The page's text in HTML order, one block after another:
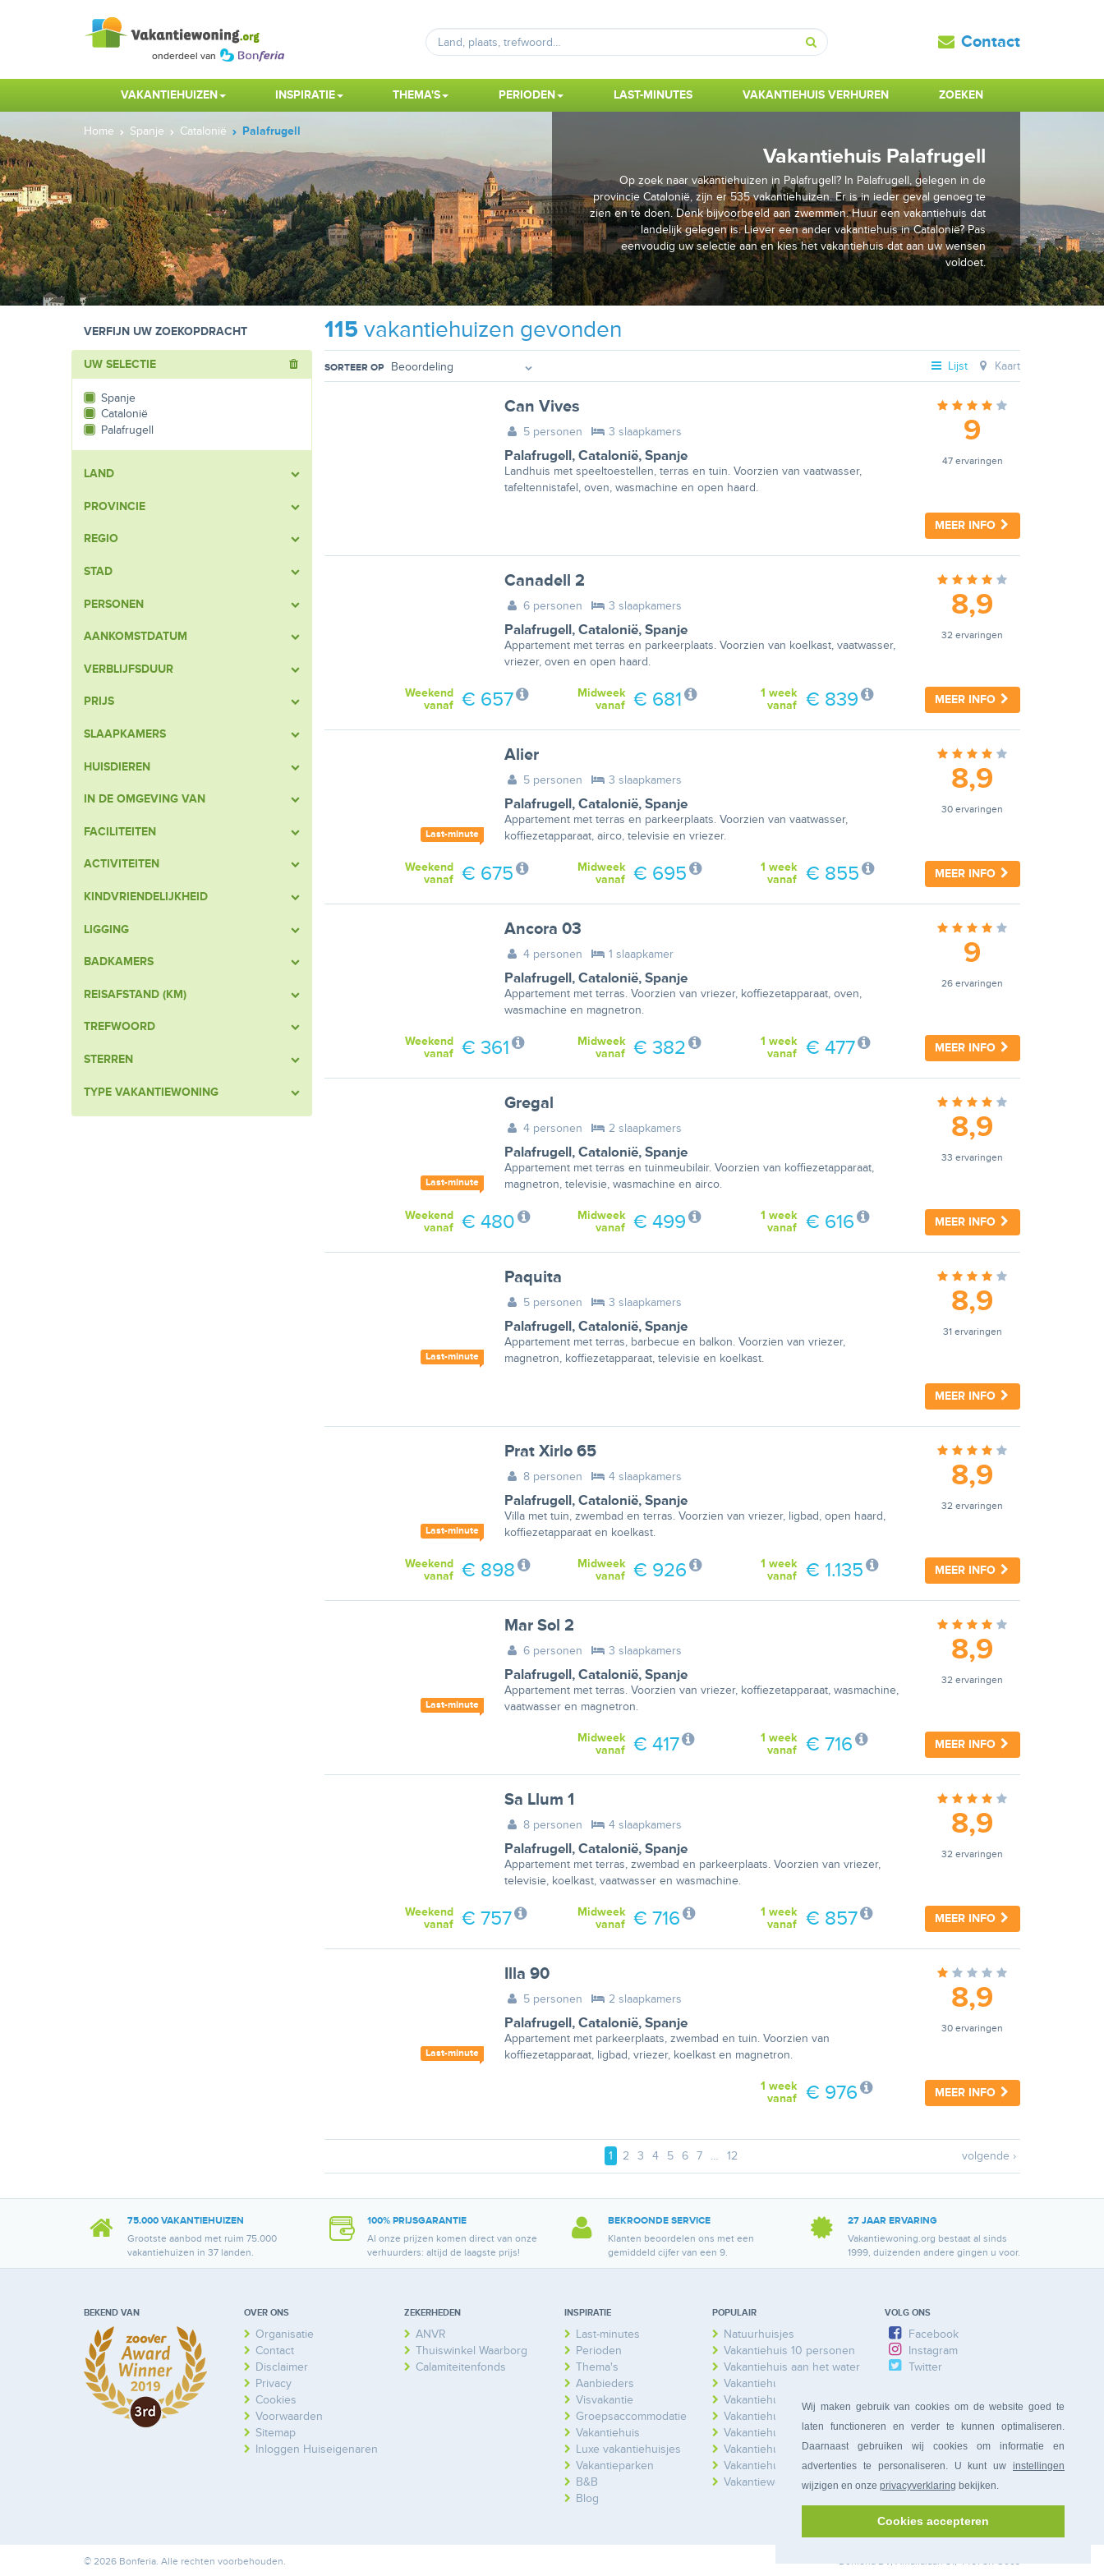
Wij maken gebruik van cookies om de website goed te
laten functioneren en verder te kunnen optimaliseren.
Daarnaast gebruiken wij cookies om informatie en
advertenties te personaliseren. U kunt uw instellingen
wijzigen en onze privacyverklaring bekijken.
Cookies accepteren
Zoeken
Contact
VAKANTIEHUIZEN INSPIRATIE THEMA'S PERIODEN LAST-MINUTES VAKANTIEHUIS VERHUREN ZOEKEN
Home Spanje Catalonië Palafrugell
Vakantiehuis Palafrugell
Op zoek naar vakantiehuizen in Palafrugell? In Palafrugell, gelegen in de
provincie Catalonië, zijn er 535 vakantiehuizen. Er is in ieder geval genoeg te
zien en te doen. Denk bijvoorbeeld aan zwemmen. Huur een vakantiehuis dat
landelijk gelegen is. Liever een ander vakantiehuis in Catalonië? Pas
eenvoudig uw selectie aan en kies het vakantiehuis dat aan uw wensen
voldoet.
VERFIJN UW ZOEKOPDRACHT 115 vakantiehuizen gevonden
UW SELECTIE
Spanje
Catalonië
Palafrugell
LAND
PROVINCIE
REGIO
STAD
PERSONEN
AANKOMSTDATUM
VERBLIJFSDUUR
PRIJS
SLAAPKAMERS
HUISDIEREN
IN DE OMGEVING VAN
FACILITEITEN
ACTIVITEITEN
KINDVRIENDELIJKHEID
LIGGING
BADKAMERS
REISAFSTAND (KM)
TREFWOORD
STERREN
TYPE VAKANTIEWONING
SORTEER OP Lijst Kaart
Can Vives
5 personen 3 slaapkamers
Palafrugell, Catalonië, Spanje
Landhuis met speeltoestellen, terras en tuin. Voorzien van vaatwasser,
tafeltennistafel, oven, wasmachine en open haard.
9
47 ervaringen
MEER INFO
Canadell 2
6 personen 3 slaapkamers
Palafrugell, Catalonië, Spanje
Appartement met terras en parkeerplaats. Voorzien van koelkast, vaatwasser,
vriezer, oven en open haard.
8,9
32 ervaringen
MEER INFO
1 week
vanaf
€ 839
Midweek
vanaf
€ 681
Weekend
vanaf
€ 657
Last-minute
Alier
5 personen 3 slaapkamers
Palafrugell, Catalonië, Spanje
Appartement met terras en parkeerplaats. Voorzien van vaatwasser,
koffiezetapparaat, airco, televisie en vriezer.
8,9
30 ervaringen
MEER INFO
1 week
vanaf
€ 855
Midweek
vanaf
€ 695
Weekend
vanaf
€ 675
Ancora 03
4 personen 1 slaapkamer
Palafrugell, Catalonië, Spanje
Appartement met terras. Voorzien van vriezer, koffiezetapparaat, oven,
wasmachine en magnetron.
9
26 ervaringen
MEER INFO
1 week
vanaf
€ 477
Midweek
vanaf
€ 382
Weekend
vanaf
€ 361
Last-minute
Gregal
4 personen 2 slaapkamers
Palafrugell, Catalonië, Spanje
Appartement met terras en tuinmeubilair. Voorzien van koffiezetapparaat,
magnetron, televisie, wasmachine en airco.
8,9
33 ervaringen
MEER INFO
1 week
vanaf
€ 616
Midweek
vanaf
€ 499
Weekend
vanaf
€ 480
Last-minute
Paquita
5 personen 3 slaapkamers
Palafrugell, Catalonië, Spanje
Appartement met terras, barbecue en balkon. Voorzien van vriezer,
magnetron, koffiezetapparaat, televisie en koelkast.
8,9
31 ervaringen
MEER INFO
Last-minute
Prat Xirlo 65
8 personen 4 slaapkamers
Palafrugell, Catalonië, Spanje
Villa met tuin, zwembad en terras. Voorzien van vriezer, ligbad, open haard,
koffiezetapparaat en koelkast.
8,9
32 ervaringen
MEER INFO
1 week
vanaf
€ 1.135
Midweek
vanaf
€ 926
Weekend
vanaf
€ 898
Last-minute
Mar Sol 2
6 personen 3 slaapkamers
Palafrugell, Catalonië, Spanje
Appartement met terras. Voorzien van vriezer, koffiezetapparaat, wasmachine,
vaatwasser en magnetron.
8,9
32 ervaringen
MEER INFO
1 week
vanaf
€ 716
Midweek
vanaf
€ 417
Sa Llum 1
8 personen 4 slaapkamers
Palafrugell, Catalonië, Spanje
Appartement met terras, zwembad en parkeerplaats. Voorzien van vriezer,
televisie, koelkast, vaatwasser en wasmachine.
8,9
32 ervaringen
MEER INFO
1 week
vanaf
€ 857
Midweek
vanaf
€ 716
Weekend
vanaf
€ 757
Last-minute
Illa 90
5 personen 2 slaapkamers
Palafrugell, Catalonië, Spanje
Appartement met parkeerplaats, zwembad en tuin. Voorzien van
koffiezetapparaat, ligbad, vriezer, koelkast en magnetron.
8,9
30 ervaringen
MEER INFO
1 week
vanaf
€ 976
1 2 3 4 5 6 7 … 12 volgende ›
75.000 VAKANTIEHUIZEN
Grootste aanbod met ruim 75.000
vakantiehuizen in 37 landen.
100% PRIJSGARANTIE
Al onze prijzen komen direct van onze
verhuurders: altijd de laagste prijs!
BEKROONDE SERVICE
Klanten beoordelen ons met een
gemiddeld cijfer van een 9.
27 JAAR ERVARING
Vakantiewoning.org bestaat al sinds
1999, duizenden andere gingen u voor.
BEKEND VAN OVER ONS
Organisatie
Contact
Disclaimer
Privacy
Cookies
Voorwaarden
Sitemap
Inloggen Huiseigenaren
ZEKERHEDEN
ANVR
Thuiswinkel Waarborg
Calamiteitenfonds
INSPIRATIE
Last-minutes
Perioden
Thema's
Aanbieders
Visvakantie
Groepsaccommodatie
Vakantiehuis
Luxe vakantiehuisjes
Vakantieparken
B&B
Blog
POPULAIR
Natuurhuisjes
Vakantiehuis 10 personen
Vakantiehuis aan het water
Vakantiehuis Ardennen
Vakantiehuis Duitsland
Vakantiehuis Frankrijk
Vakantiehuis Limburg
Vakantiehuis Nederland
Vakantiehuis Spanje
Vakantiewoning
VOLG ONS
Facebook
Instagram
Twitter
© 2026 Bonferia. Alle rechten voorbehouden. Bonferia BV, Amalialaan 81, 4461 SR Goes